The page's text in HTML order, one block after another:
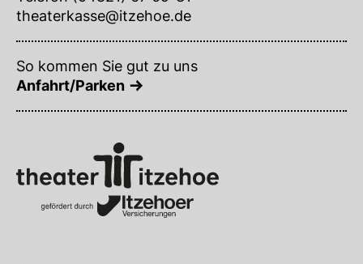
theaterkasse@itzehoe.de
So kommen Sie gut zu uns
Anfahrt/Parken